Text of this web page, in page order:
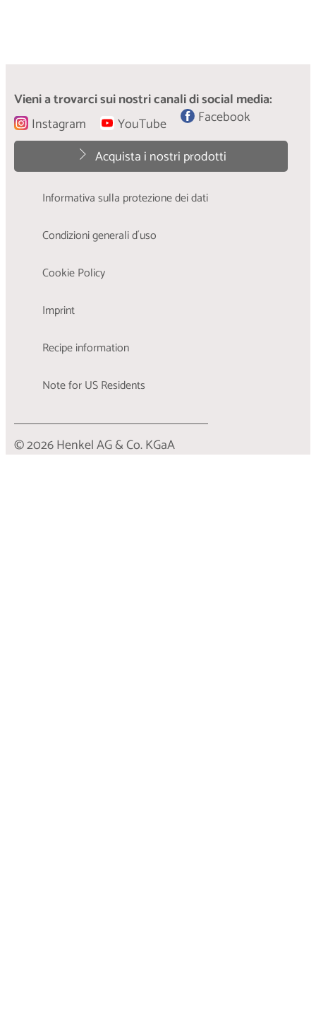
Ci impegniamo per garantire un packaging
pratico e sostenibile.
ispirandosi a un’antica filosofia giapponese
Vieni a trovarci sui nostri canali di social media:
Instagram
YouTube
Facebook
Acquista i nostri prodotti
Informativa sulla protezione dei dati
Condizioni generali d´uso
Cookie Policy
Imprint
Recipe information
Note for US Residents
© 2026 Henkel AG & Co. KGaA